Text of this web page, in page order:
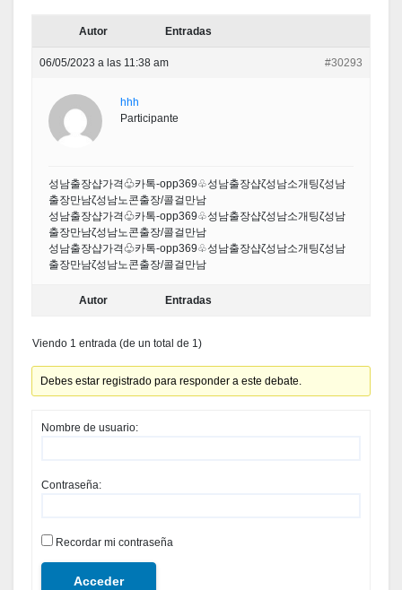
Autor Entradas
06/05/2023 a las 11:38 am #30293
hhh
Participante
성남출장샵가격♧카톡-opp369♧성남출장샵ζ성남소개팅ζ성남
출장만남ζ성남노콘출장/콜걸만남
성남출장샵가격♧카톡-opp369♧성남출장샵ζ성남소개팅ζ성남
출장만남ζ성남노콘출장/콜걸만남
성남출장샵가격♧카톡-opp369♧성남출장샵ζ성남소개팅ζ성남
출장만남ζ성남노콘출장/콜걸만남
Autor Entradas
Viendo 1 entrada (de un total de 1)
Debes estar registrado para responder a este debate.
Nombre de usuario:
Contraseña:
Recordar mi contraseña
Acceder